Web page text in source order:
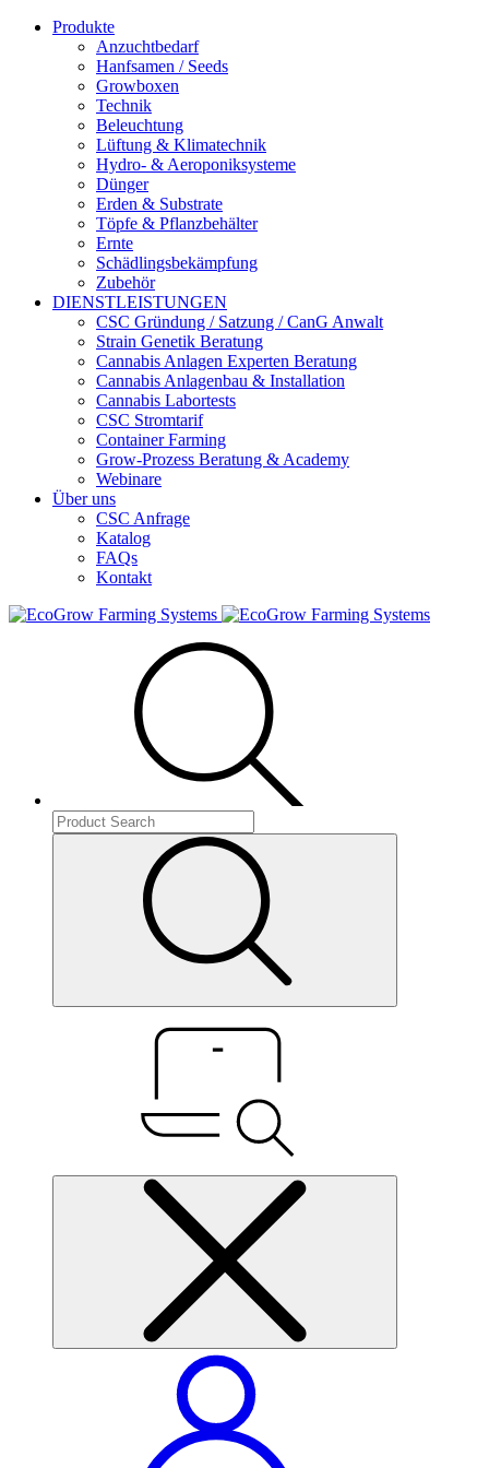
Produkte
Anzuchtbedarf
Hanfsamen / Seeds
Growboxen
Technik
Beleuchtung
Lüftung & Klimatechnik
Hydro- & Aeroponiksysteme
Dünger
Erden & Substrate
Töpfe & Pflanzbehälter
Ernte
Schädlingsbekämpfung
Zubehör
DIENSTLEISTUNGEN
CSC Gründung / Satzung / CanG Anwalt
Strain Genetik Beratung
Cannabis Anlagen Experten Beratung
Cannabis Anlagenbau & Installation
Cannabis Labortests
CSC Stromtarif
Container Farming
Grow-Prozess Beratung & Academy
Webinare
Über uns
CSC Anfrage
Katalog
FAQs
Kontakt